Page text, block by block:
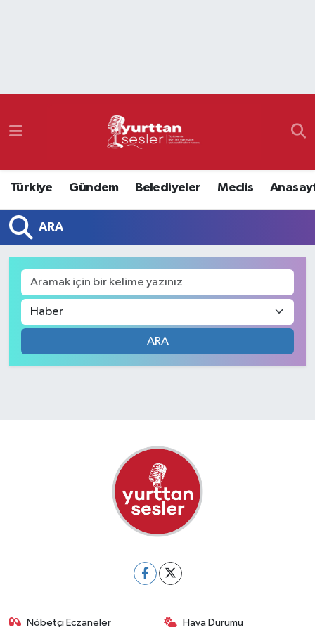
Türkiye Gündem Belediyeler Meclis
ARA
ARA
Nöbetçi Eczaneler Hava Durumu
Namaz Vakitleri
Süper Lig Puan Durumu ve Fikstür
Tüm Manşetler
Son Dakika Haberleri